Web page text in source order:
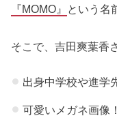
『MOMO』 という名
そこで、吉田爽葉香
出身中学校や進学
可愛いメガネ画像！